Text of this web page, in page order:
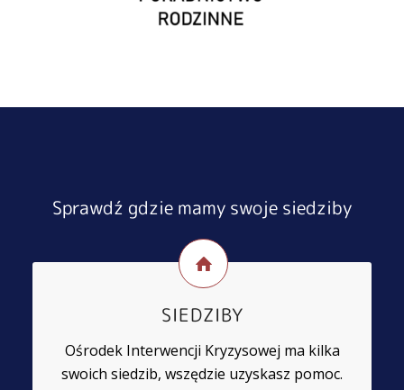
Sprawdź gdzie mamy swoje siedziby
SIEDZIBY
Ośrodek Interwencji Kryzysowej ma kilka
swoich siedzib, wszędzie uzyskasz pomoc.